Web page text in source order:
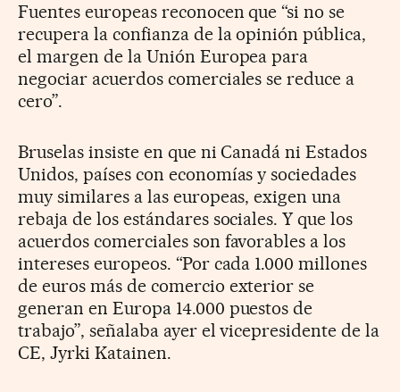
Fuentes europeas reconocen que “si no se
recupera la confianza de la opinión pública,
el margen de la Unión Europea para
negociar acuerdos comerciales se reduce a
cero”.
Bruselas insiste en que ni Canadá ni Estados
Unidos, países con economías y sociedades
muy similares a las europeas, exigen una
rebaja de los estándares sociales. Y que los
acuerdos comerciales son favorables a los
intereses europeos. “Por cada 1.000 millones
de euros más de comercio exterior se
generan en Europa 14.000 puestos de
trabajo”, señalaba ayer el vicepresidente de la
CE, Jyrki Katainen.